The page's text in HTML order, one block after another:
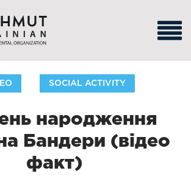
SOCIAL ACTIVITY
народження
Бандери (відео
факт)